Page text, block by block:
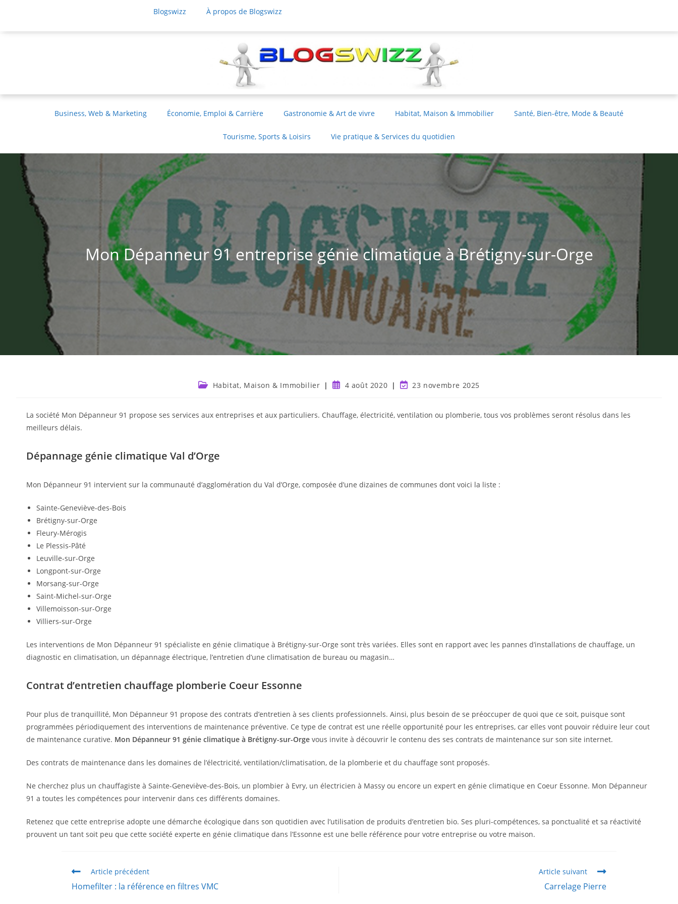
Blogswizz À propos de Blogswizz
Business, Web & Marketing Économie, Emploi & Carrière Gastronomie & Art de vivre Habitat, Maison & Immobilier Santé, Bien-être, Mode & Beauté
Tourisme, Sports & Loisirs Vie pratique & Services du quotidien
Mon Dépanneur 91 entreprise génie climatique à Brétigny-sur-Orge
Habitat, Maison & Immobilier 4 août 2020 23 novembre 2025
La société Mon Dépanneur 91 propose ses services aux entreprises et aux particuliers. Chauffage, électricité, ventilation ou plomberie, tous vos problèmes seront résolus dans les
meilleurs délais.
Dépannage génie climatique Val d’Orge
Mon Dépanneur 91 intervient sur la communauté d’agglomération du Val d’Orge, composée d’une dizaines de communes dont voici la liste :
Sainte-Geneviève-des-Bois
Brétigny-sur-Orge
Fleury-Mérogis
Le Plessis-Pâté
Leuville-sur-Orge
Longpont-sur-Orge
Morsang-sur-Orge
Saint-Michel-sur-Orge
Villemoisson-sur-Orge
Villiers-sur-Orge
Les interventions de Mon Dépanneur 91 spécialiste en génie climatique à Brétigny-sur-Orge sont très variées. Elles sont en rapport avec les pannes d’installations de chauffage, un
diagnostic en climatisation, un dépannage électrique, l’entretien d’une climatisation de bureau ou magasin…
Contrat d’entretien chauffage plomberie Coeur Essonne
Pour plus de tranquillité, Mon Dépanneur 91 propose des contrats d’entretien à ses clients professionnels. Ainsi, plus besoin de se préoccuper de quoi que ce soit, puisque sont
programmées périodiquement des interventions de maintenance préventive. Ce type de contrat est une réelle opportunité pour les entreprises, car elles vont pouvoir réduire leur cout
de maintenance curative. Mon Dépanneur 91 génie climatique à Brétigny-sur-Orge vous invite à découvrir le contenu des ses contrats de maintenance sur son site internet.
Des contrats de maintenance dans les domaines de l’électricité, ventilation/climatisation, de la plomberie et du chauffage sont proposés.
Ne cherchez plus un chauffagiste à Sainte-Geneviève-des-Bois, un plombier à Evry, un électricien à Massy ou encore un expert en génie climatique en Coeur Essonne. Mon Dépanneur
91 a toutes les compétences pour intervenir dans ces différents domaines.
Retenez que cette entreprise adopte une démarche écologique dans son quotidien avec l’utilisation de produits d’entretien bio. Ses pluri-compétences, sa ponctualité et sa réactivité
prouvent un tant soit peu que cette société experte en génie climatique dans l’Essonne est une belle référence pour votre entreprise ou votre maison.
Article précédent
Homefilter : la référence en filtres VMC
Article suivant
Carrelage Pierre